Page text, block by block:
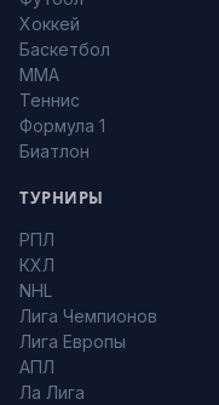
Хоккей
Баскетбол
MMA
Теннис
Формула 1
Биатлон
ТУРНИРЫ
РПЛ
КХЛ
NHL
Лига Чемпионов
Лига Европы
АПЛ
Ла Лига